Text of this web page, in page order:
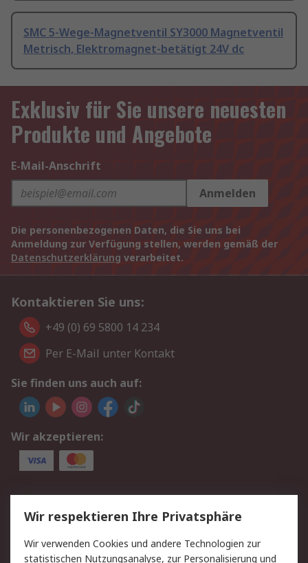
SMC 5-Wege-Magnetventil SY3000 Magnetventil
Metrisch, Elektromagnet-betätigt 24V dc
Exklusiv für Sie unsere neuesten
Produkte und Angebote
E-Mail-Anschrift
Anmelden
Die personenbezogenen Daten, die Sie uns bei
Anmeldung zur Verfügung stellen, werden gemäß der
Datenschutzerklärung verarbeitet.
Kontaktieren Sie uns:
+49 (0) 69 5800 14 234
Per E-Mail unter Kontakt
Sie finden uns auch auf:
Wir akzeptieren:
Service
Value Added Services
Lieferlösungen
Rücksendungen
Kontakt
Wir respektieren Ihre Privatsphäre
Wir verwenden Cookies und andere Technologien zur
statistischen Nutzungsanalyse, zur Personalisierung und